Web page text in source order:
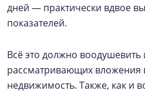
дней — практически вдвое
показателей.
Всё это должно воодушевить
рассматривающих вложения
недвижимость. Также, как и